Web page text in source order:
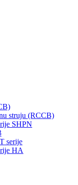
struju (RCCB)
SHPN
serije
HA